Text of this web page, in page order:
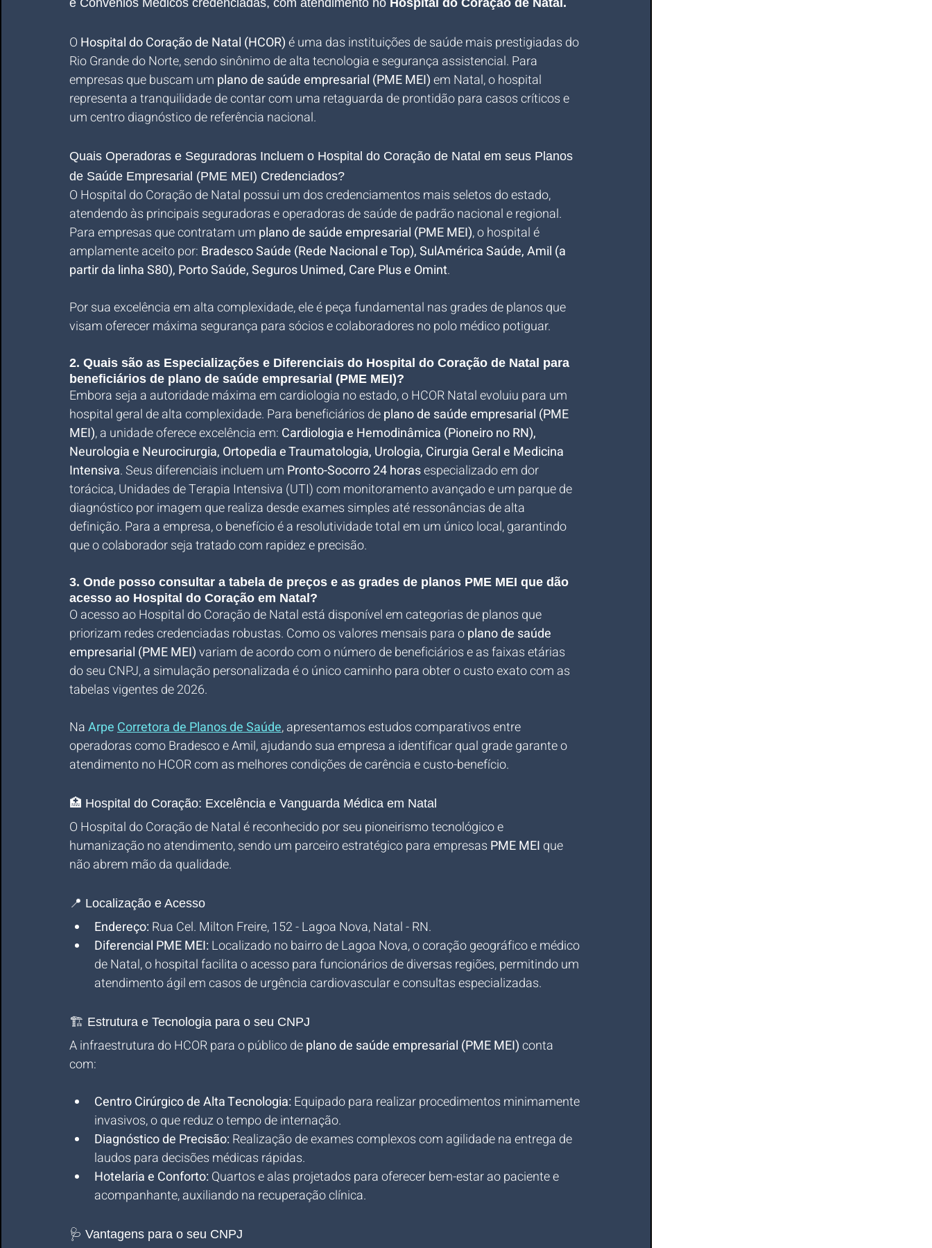
e Convênios Médicos credenciadas, com atendimento no Hospital do Coração de Natal.
O Hospital do Coração de Natal (HCOR) é uma das instituições de saúde mais prestigiadas do
Rio Grande do Norte, sendo sinônimo de alta tecnologia e segurança assistencial. Para
empresas que buscam um plano de saúde empresarial (PME MEI) em Natal, o hospital
representa a tranquilidade de contar com uma retaguarda de prontidão para casos críticos e
um centro diagnóstico de referência nacional.
Quais Operadoras e Seguradoras Incluem o Hospital do Coração de Natal em seus Planos
de Saúde Empresarial (PME MEI) Credenciados?
O Hospital do Coração de Natal possui um dos credenciamentos mais seletos do estado,
atendendo às principais seguradoras e operadoras de saúde de padrão nacional e regional.
Para empresas que contratam um plano de saúde empresarial (PME MEI), o hospital é
amplamente aceito por: Bradesco Saúde (Rede Nacional e Top), SulAmérica Saúde, Amil (a
partir da linha S80), Porto Saúde, Seguros Unimed, Care Plus e Omint.
Por sua excelência em alta complexidade, ele é peça fundamental nas grades de planos que
visam oferecer máxima segurança para sócios e colaboradores no polo médico potiguar.
2. Quais são as Especializações e Diferenciais do Hospital do Coração de Natal para
beneficiários de plano de saúde empresarial (PME MEI)?
Embora seja a autoridade máxima em cardiologia no estado, o HCOR Natal evoluiu para um
hospital geral de alta complexidade. Para beneficiários de plano de saúde empresarial (PME
MEI), a unidade oferece excelência em: Cardiologia e Hemodinâmica (Pioneiro no RN),
Neurologia e Neurocirurgia, Ortopedia e Traumatologia, Urologia, Cirurgia Geral e Medicina
Intensiva. Seus diferenciais incluem um Pronto-Socorro 24 horas especializado em dor
torácica, Unidades de Terapia Intensiva (UTI) com monitoramento avançado e um parque de
diagnóstico por imagem que realiza desde exames simples até ressonâncias de alta
definição. Para a empresa, o benefício é a resolutividade total em um único local, garantindo
que o colaborador seja tratado com rapidez e precisão.
3. Onde posso consultar a tabela de preços e as grades de planos PME MEI que dão
acesso ao Hospital do Coração em Natal?
O acesso ao Hospital do Coração de Natal está disponível em categorias de planos que
priorizam redes credenciadas robustas. Como os valores mensais para o plano de saúde
empresarial (PME MEI) variam de acordo com o número de beneficiários e as faixas etárias
do seu CNPJ, a simulação personalizada é o único caminho para obter o custo exato com as
tabelas vigentes de 2026.
Na Arpe Corretora de Planos de Saúde, apresentamos estudos comparativos entre
operadoras como Bradesco e Amil, ajudando sua empresa a identificar qual grade garante o
atendimento no HCOR com as melhores condições de carência e custo-benefício.
🏥 Hospital do Coração: Excelência e Vanguarda Médica em Natal
O Hospital do Coração de Natal é reconhecido por seu pioneirismo tecnológico e
humanização no atendimento, sendo um parceiro estratégico para empresas PME MEI que
não abrem mão da qualidade.
📍 Localização e Acesso
Endereço: Rua Cel. Milton Freire, 152 - Lagoa Nova, Natal - RN.
Diferencial PME MEI: Localizado no bairro de Lagoa Nova, o coração geográfico e médico
de Natal, o hospital facilita o acesso para funcionários de diversas regiões, permitindo um
atendimento ágil em casos de urgência cardiovascular e consultas especializadas.
🏗️ Estrutura e Tecnologia para o seu CNPJ
A infraestrutura do HCOR para o público de plano de saúde empresarial (PME MEI) conta
com:
Centro Cirúrgico de Alta Tecnologia: Equipado para realizar procedimentos minimamente
invasivos, o que reduz o tempo de internação.
Diagnóstico de Precisão: Realização de exames complexos com agilidade na entrega de
laudos para decisões médicas rápidas.
Hotelaria e Conforto: Quartos e alas projetados para oferecer bem-estar ao paciente e
acompanhante, auxiliando na recuperação clínica.
🩺 Vantagens para o seu CNPJ